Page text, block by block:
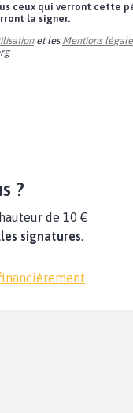
ceux qui verront cette
la signer.
et les Mentions
?
de 10 €
signatures.